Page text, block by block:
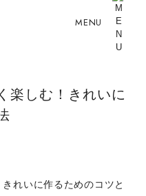
MENU
楽しむ！きれいに
れいに作るためのコツと